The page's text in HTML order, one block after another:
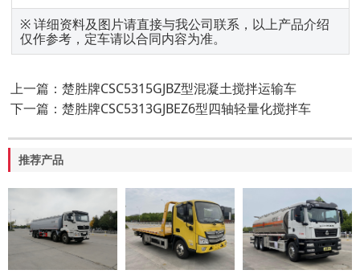
※ 详细资料及图片请直接与我公司联系，以上产品介绍
仅作参考，定车请以合同内容为准。
上一篇：楚胜牌CSC5315GJBZ型混凝土搅拌运输车
下一篇：楚胜牌CSC5313GJBEZ6型四轴轻量化搅拌车
推荐产品